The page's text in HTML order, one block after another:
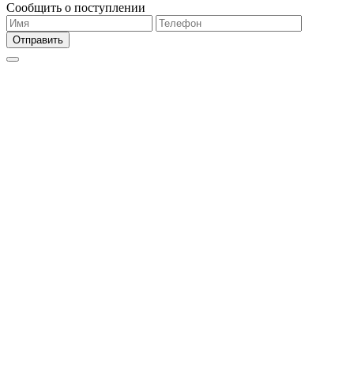
Сообщить о поступлении